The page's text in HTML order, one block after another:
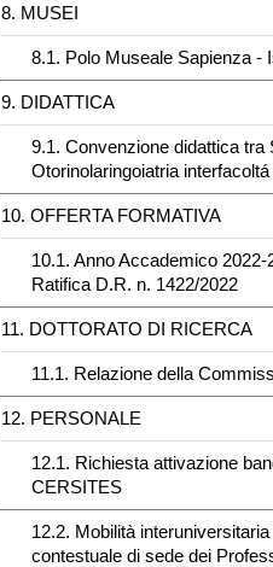
8. MUSEI
8.1. Polo Museale Sapienza -
9. DIDATTICA
9.1. Convenzione didattica tra
Otorinolaringoiatria
10. OFFERTA FORMATIVA
10.1. Anno Accademico
Ratifica D.R. n. 1422/2022
11. DOTTORATO DI RICERCA
11.1. Relazione della
12. PERSONALE
12.1. Richiesta attivazione
CERSITES
12.2. Mobilità
contestuale di sede dei